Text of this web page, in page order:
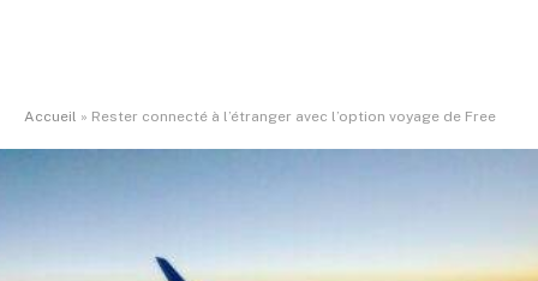
Accueil » Rester connecté à l’étranger avec l’option voyage de Free